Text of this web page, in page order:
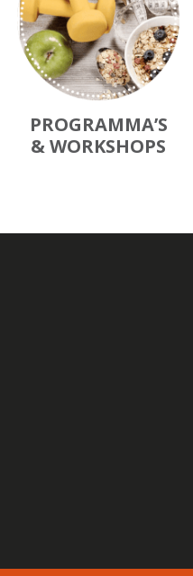
PROGRAMMA’S
& WORKSHOPS